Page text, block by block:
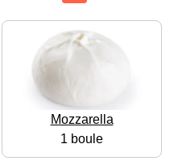
Mozzarella
1 boule